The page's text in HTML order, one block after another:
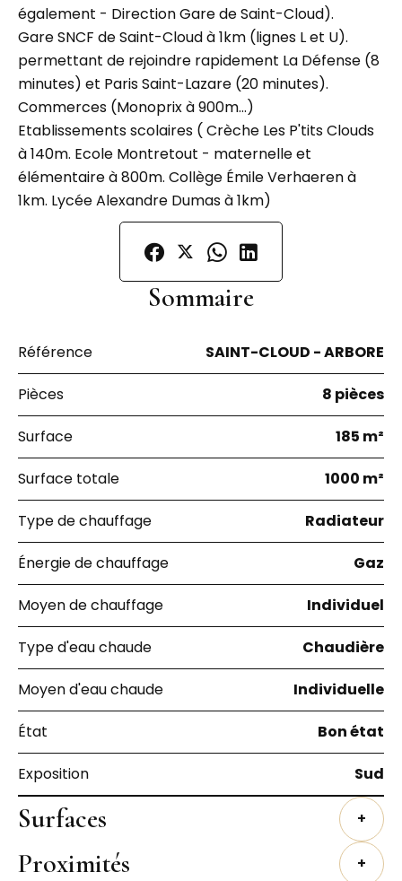
également - Direction Gare de Saint-Cloud).
Gare SNCF de Saint-Cloud à 1km (lignes L et U).
permettant de rejoindre rapidement La Défense (8
minutes) et Paris Saint-Lazare (20 minutes).
Commerces (Monoprix à 900m...)
Etablissements scolaires ( Crèche Les P'tits Clouds
à 140m. Ecole Montretout - maternelle et
élémentaire à 800m. Collège Émile Verhaeren à
1km. Lycée Alexandre Dumas à 1km)
Sommaire
Référence SAINT-CLOUD - ARBORE
Pièces 8 pièces
Surface 185 m²
Surface totale 1000 m²
Type de chauffage Radiateur
Énergie de chauffage Gaz
Moyen de chauffage Individuel
Type d'eau chaude Chaudière
Moyen d'eau chaude Individuelle
État Bon état
Exposition Sud
Surfaces +
Proximités +